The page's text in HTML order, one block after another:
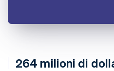
264 milioni di